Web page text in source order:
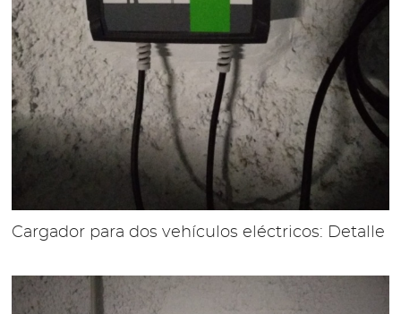
Cargador para dos vehículos eléctricos: Detalle